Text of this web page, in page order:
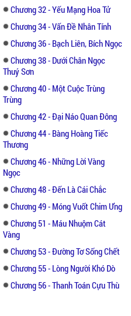
Chương 32 - Yếu Mạng Hoa Tử
Chương 34 - Vấn Đề Nhân Tính
Chương 36 - Bạch Liên, Bích Ngọc
Chương 38 - Dưới Chân Ngọc
Thuý Sơn
Chương 40 - Một Cuộc Trùng
Trùng
Chương 42 - Đại Náo Quan Đông
Chương 44 - Bàng Hoàng Tiếc
Thương
Chương 46 - Những Lời Vàng
Ngọc
Chương 48 - Đến Là Cái Chắc
Chương 49 - Móng Vuốt Chim Ưng
Chương 51 - Máu Nhuộm Cát
Vàng
Chương 53 - Đường Tơ Sống Chết
Chương 55 - Lòng Người Khó Dò
Chương 56 - Thanh Toán Cựu Thù